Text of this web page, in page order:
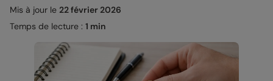
Mis à jour le 22 février 2026
Temps de lecture : 1 min